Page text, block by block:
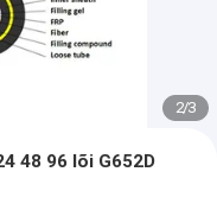
2/3
48 96 lõi G652D